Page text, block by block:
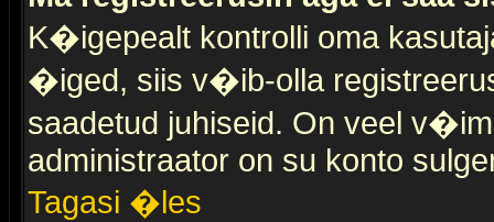
K�igepealt kontrolli oma
�iged, siis v�ib-olla
saadetud juhiseid. On veel
administraator on su konto
Tagasi �les